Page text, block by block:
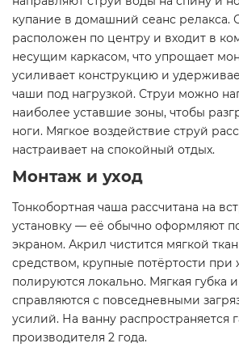
купание в домашний сеанс релакса.
расположен по центру и входит в
несущим каркасом, что упрощает
усиливает конструкцию и
чаши под нагрузкой. Струи можно
наиболее уставшие зоны, чтобы
ноги. Мягкое воздействие струй
настраивает на спокойный отдых.
Монтаж и уход
Тонкобортная чаша рассчитана на
установку — её обычно оформляют
экраном. Акрил чистится мягкой
средством, крупные потёртости при
полируются локально. Мягкая губка
справляются с повседневными
усилий. На ванну распространяется
производителя 2 года.